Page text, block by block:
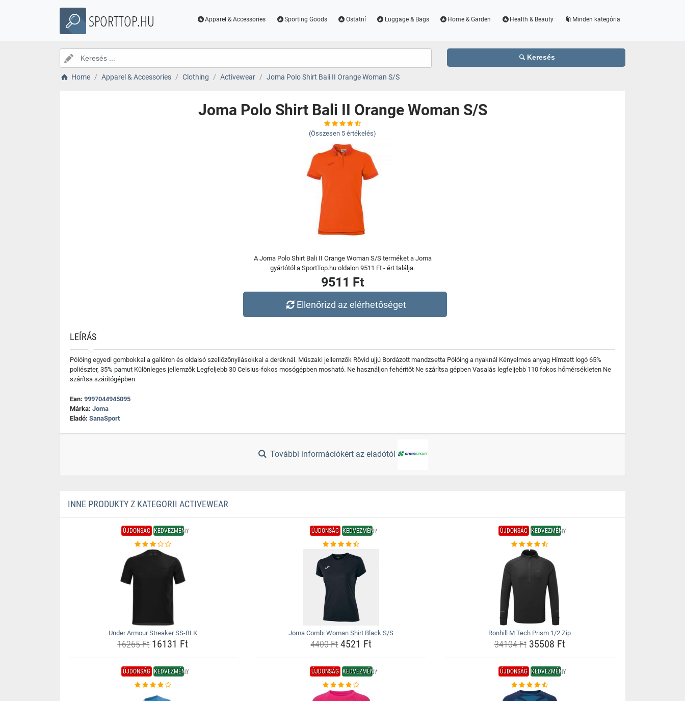
SPORTTOP.HU Apparel & Accessories Sporting Goods Ostatní Luggage & Bags Home & Garden Health & Beauty Minden kategória
Keresés
Home Apparel & Accessories Clothing Activewear Joma Polo Shirt Bali II Orange Woman S/S
Joma Polo Shirt Bali II Orange Woman S/S
(Összesen 5 értékelés)
A Joma Polo Shirt Bali II Orange Woman S/S terméket a Joma
gyártótól a SportTop.hu oldalon 9511 Ft - ért találja.
9511 Ft
Ellenőrizd az elérhetőséget
LEÍRÁS
Pólóing egyedi gombokkal a galléron és oldalsó szellőzőnyílásokkal a deréknál. Műszaki jellemzők Rövid ujjú Bordázott mandzsetta Pólóing a nyaknál Kényelmes anyag Hímzett logó 65%
poliészter, 35% pamut Különleges jellemzők Legfeljebb 30 Celsius-fokos mosógépben mosható. Ne használjon fehérítőt Ne szárítsa gépben Vasalás legfeljebb 110 fokos hőmérsékleten Ne
szárítsa szárítógépben
Ean: 9997044945095
Márka: Joma
Eladó: SanaSport
További információkért az eladótól
INNE PRODUKTY Z KATEGORII ACTIVEWEAR
ÚJDONSÁG KEDVEZMÉNY
Under Armour Streaker SS-BLK
16265 Ft16131 Ft
ÚJDONSÁG KEDVEZMÉNY
Joma Combi Woman Shirt Black S/S
4400 Ft4521 Ft
ÚJDONSÁG KEDVEZMÉNY
Ronhill M Tech Prism 1/2 Zip
34104 Ft35508 Ft
ÚJDONSÁG KEDVEZMÉNY ÚJDONSÁG KEDVEZMÉNY ÚJDONSÁG KEDVEZMÉNY